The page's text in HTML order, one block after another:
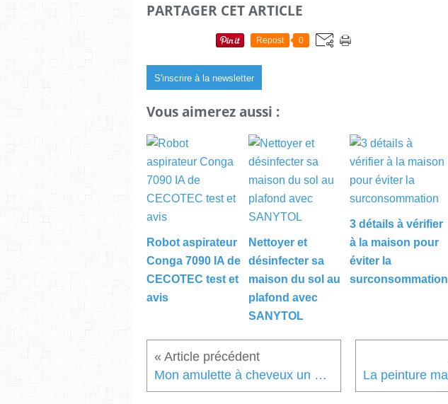
PARTAGER CET ARTICLE
Repost 0
S'inscrire à la newsletter
Vous aimerez aussi :
Robot aspirateur
Conga 7090 IA de
CECOTEC test et
avis
Nettoyer et
désinfecter sa
maison du sol au
plafond avec
SANYTOL
3 détails à vérifier
à la maison pour
éviter la
surconsommation
Mon amulette à cheveux un bijou plein de tendresse !